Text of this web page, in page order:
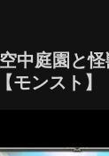
中庭園と
モンスト】